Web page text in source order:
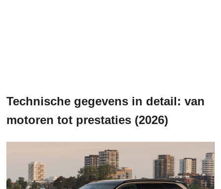
Technische gegevens in detail: van
motoren tot prestaties (2026)